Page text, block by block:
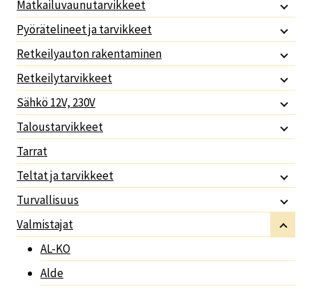
Matkailuvaunutarvikkeet
Pyörätelineet ja tarvikkeet
Retkeilyauton rakentaminen
Retkeilytarvikkeet
Sähkö 12V, 230V
Taloustarvikkeet
Tarrat
Teltat ja tarvikkeet
Turvallisuus
Valmistajat
AL-KO
Alde